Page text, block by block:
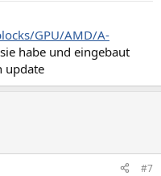
GPU/AMD/A-
habe und eingebaut
update
#7